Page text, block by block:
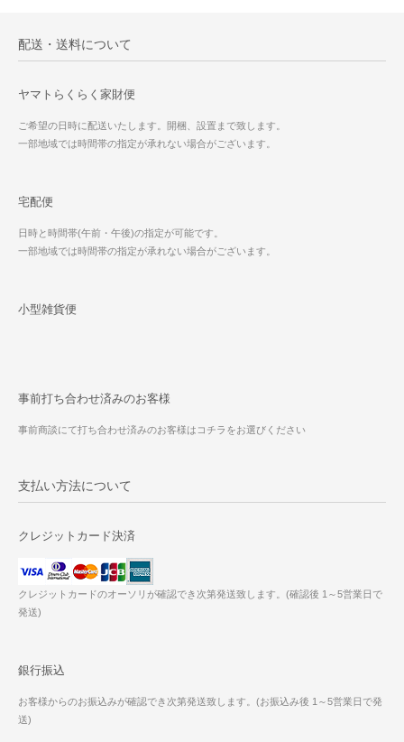
配送・送料について
ヤマトらくらく家財便
ご希望の日時に配送いたします。開梱、設置まで致します。
一部地域では時間帯の指定が承れない場合がございます。
宅配便
日時と時間帯(午前・午後)の指定が可能です。
一部地域では時間帯の指定が承れない場合がございます。
小型雑貨便
事前打ち合わせ済みのお客様
事前商談にて打ち合わせ済みのお客様はコチラをお選びください
支払い方法について
クレジットカード決済
クレジットカードのオーソリが確認でき次第発送致します。(確認後 1～5営業日で
発送)
銀行振込
お客様からのお振込みが確認でき次第発送致します。(お振込み後 1～5営業日で発
送)